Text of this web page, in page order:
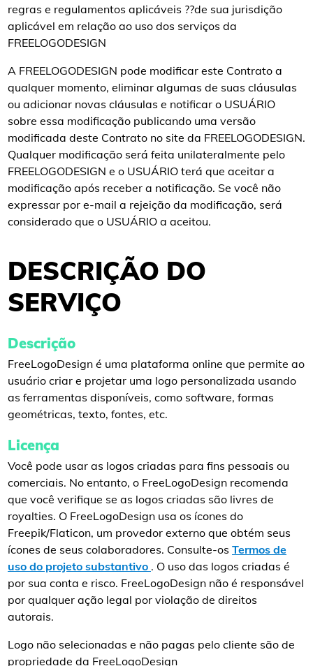
regras e regulamentos aplicáveis ??de sua jurisdição
aplicável em relação ao uso dos serviços da
FREELOGODESIGN
A FREELOGODESIGN pode modificar este Contrato a
qualquer momento, eliminar algumas de suas cláusulas
ou adicionar novas cláusulas e notificar o USUÁRIO
sobre essa modificação publicando uma versão
modificada deste Contrato no site da FREELOGODESIGN.
Qualquer modificação será feita unilateralmente pelo
FREELOGODESIGN e o USUÁRIO terá que aceitar a
modificação após receber a notificação. Se você não
expressar por e-mail a rejeição da modificação, será
considerado que o USUÁRIO a aceitou.
DESCRIÇÃO DO
SERVIÇO
Descrição
FreeLogoDesign é uma plataforma online que permite ao
usuário criar e projetar uma logo personalizada usando
as ferramentas disponíveis, como software, formas
geométricas, texto, fontes, etc.
Licença
Você pode usar as logos criadas para fins pessoais ou
comerciais. No entanto, o FreeLogoDesign recomenda
que você verifique se as logos criadas são livres de
royalties. O FreeLogoDesign usa os ícones do
Freepik/Flaticon, um provedor externo que obtém seus
ícones de seus colaboradores. Consulte-os Termos de
uso do projeto substantivo . O uso das logos criadas é
por sua conta e risco. FreeLogoDesign não é responsável
por qualquer ação legal por violação de direitos
autorais.
Logo não selecionadas e não pagas pelo cliente são de
propriedade da FreeLogoDesign